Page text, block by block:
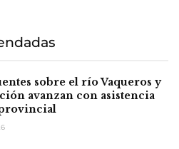
sobre el río Vaqueros y
avanzan con asistencia